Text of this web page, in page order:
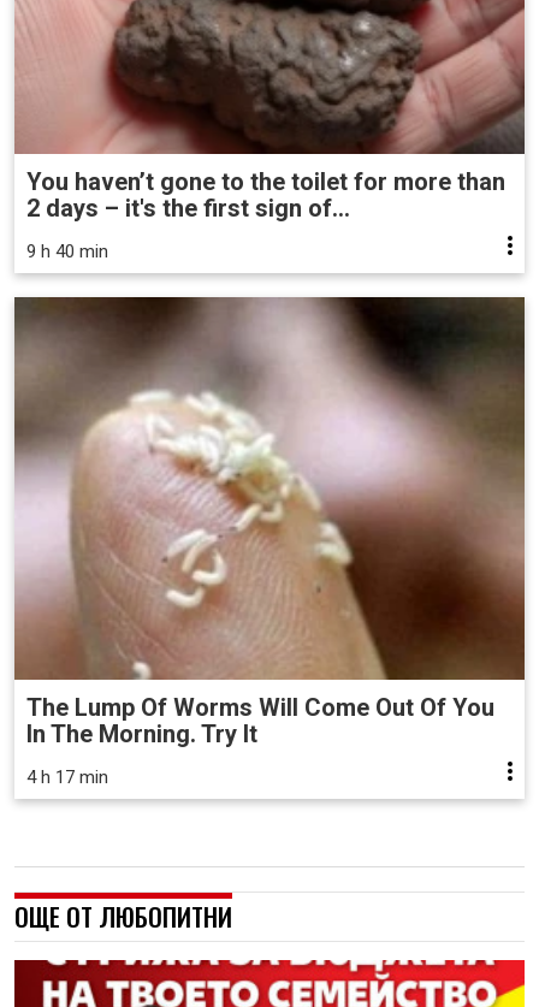
You haven’t gone to the toilet for more than
2 days – it's the first sign of...
9 h 40 min
The Lump Of Worms Will Come Out Of You
In The Morning. Try It
4 h 17 min
ОЩЕ ОТ ЛЮБОПИТНИ